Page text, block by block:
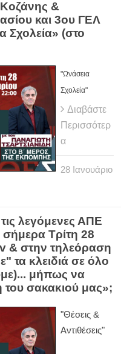
&
και 3ου ΓΕΛ
Σχολεία» (στο
"Ωνάσεια
Σχολεία"
Διαβάστε
Περισσότερ
α
28 Ιανουάριο
λεγόμενες ΑΠΕ
σήμερα Τρίτη 28
& στην τηλεόραση
τα κλειδιά σε όλο
μήπως να
σακακιού μας»;
"Θέσεις &
Αντιθέσεις"